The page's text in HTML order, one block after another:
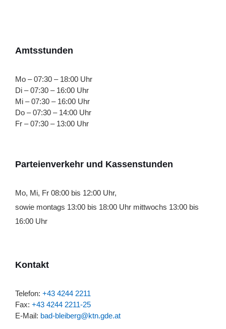
Amtsstunden
Mo – 07:30 – 18:00 Uhr
Di – 07:30 – 16:00 Uhr
Mi – 07:30 – 16:00 Uhr
Do – 07:30 – 14:00 Uhr
Fr – 07:30 – 13:00 Uhr
Parteienverkehr und Kassenstunden
Mo, Mi, Fr 08:00 bis 12:00 Uhr,
sowie montags 13:00 bis 18:00 Uhr mittwochs 13:00 bis
16:00 Uhr
Kontakt
Telefon: +43 4244 2211
Fax: +43 4244 2211-25
E-Mail: bad-bleiberg@ktn.gde.at